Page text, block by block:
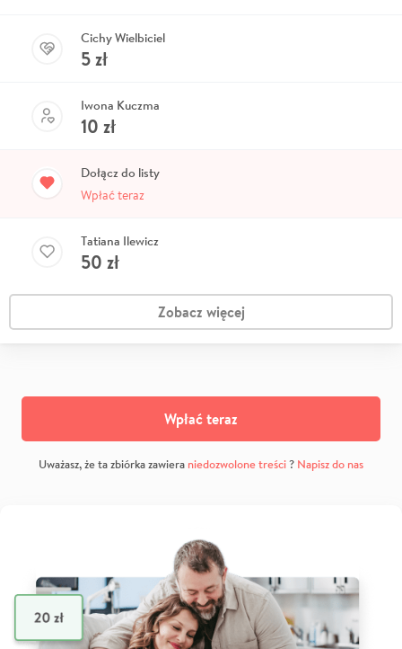
Cichy Wielbiciel
5zł
Iwona Kuczma
10 zł
Dołącz do listy
Wpłać teraz
Tatiana Ilewicz
50 zł
Zobacz więcej
Wpłać teraz
Uważasz, że ta zbiórka zawiera niedozwolone treści? Napisz do nas